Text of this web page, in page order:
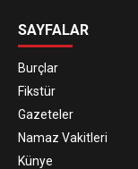
SAYFALAR
Burçlar
Fikstür
Gazeteler
Namaz Vakitleri
Künye